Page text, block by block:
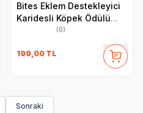
Bites Eklem Destekleyici
Karidesli Köpek Ödülü
(0)
199,00 TL
Sonraki